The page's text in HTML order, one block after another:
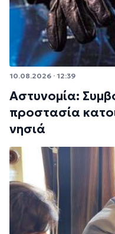
10.08.2026 · 12:39
Αστυνομία:
προστασία
νησιά